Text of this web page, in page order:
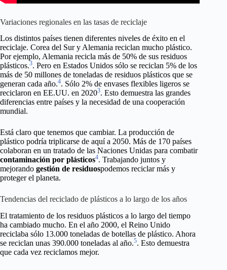
Variaciones regionales en las tasas de reciclaje
Los distintos países tienen diferentes niveles de éxito en el
reciclaje. Corea del Sur y Alemania reciclan mucho plástico.
Por ejemplo, Alemania recicla más de 50% de sus residuos
plásticos.3. Pero en Estados Unidos sólo se reciclan 5% de los
más de 50 millones de toneladas de residuos plásticos que se
generan cada año.4. Sólo 2% de envases flexibles ligeros se
reciclaron en EE.UU. en 20203. Esto demuestra las grandes
diferencias entre países y la necesidad de una cooperación
mundial.
Está claro que tenemos que cambiar. La producción de
plástico podría triplicarse de aquí a 2050. Más de 170 países
colaboran en un tratado de las Naciones Unidas para combatir
contaminación por plásticos4. Trabajando juntos y
mejorando gestión de residuospodemos reciclar más y
proteger el planeta.
Tendencias del reciclado de plásticos a lo largo de los años
El tratamiento de los residuos plásticos a lo largo del tiempo
ha cambiado mucho. En el año 2000, el Reino Unido
reciclaba sólo 13.000 toneladas de botellas de plástico. Ahora
se reciclan unas 390.000 toneladas al año.5. Esto demuestra
que cada vez reciclamos mejor.